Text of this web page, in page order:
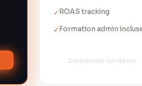
✓ROAS tracking
✓Formation admin
Demander un devis